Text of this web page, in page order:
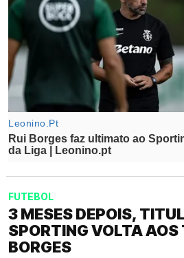
FUTEBOL
3 MESES DEPOIS,
SPORTING VOLTA AOS
BORGES